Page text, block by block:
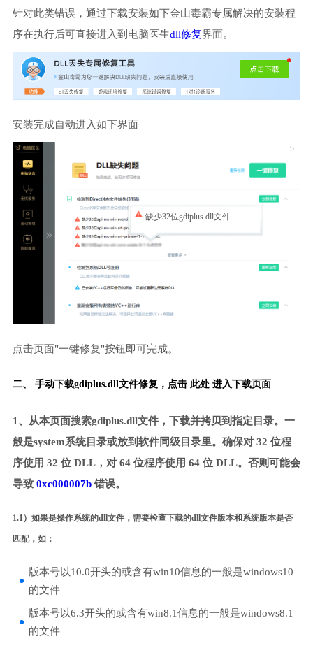
针对此类错误，通过下载安装如下金山毒霸专属解决的安装程
序在执行后可直接进入到电脑医生dll修复界面。
安装完成自动进入如下界面
缺少32位gdiplus.dll文件
点击页面"一键修复"按钮即可完成。
二、 手动下载gdiplus.dll文件修复， 点击 此处 进入下载页面
1、从本页面搜索gdiplus.dll文件，下载并拷贝到指定目录。一
般是system系统目录或放到软件同级目录里。确保对 32 位程
序使用 32 位 DLL，对 64 位程序使用 64 位 DLL。否则可能会
导致 0xc000007b错误。
1.1）如果是操作系统的dll文件，需要检查下载的dll文件版本和系统版本是否
匹配，如：
版本号以10.0开头的或含有win10信息的一般是windows10
的文件
版本号以6.3开头的或含有win8.1信息的一般是windows8.1
的文件